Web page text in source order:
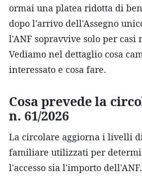
ormai una platea ridotta di
dopo l'arrivo dell'Assegno
l'ANF sopravvive solo per casi
Vediamo nel dettaglio cosa
interessato e cosa fare.
Cosa prevede la
n. 61/2026
La circolare aggiorna i livelli
familiare utilizzati per
l'accesso sia l'importo